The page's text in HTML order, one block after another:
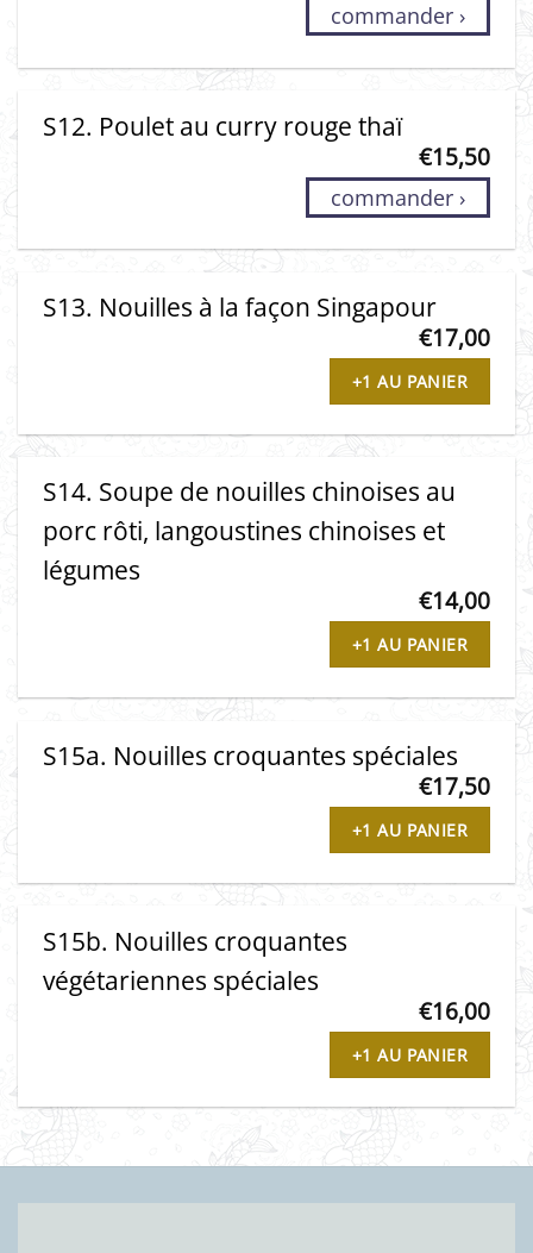
commander ›
S12. Poulet au curry rouge thaï
€15,50
commander ›
S13. Nouilles à la façon Singapour
€17,00
+1 AU PANIER
S14. Soupe de nouilles chinoises au
porc rôti, langoustines chinoises et
légumes
€14,00
+1 AU PANIER
S15a. Nouilles croquantes spéciales
€17,50
+1 AU PANIER
S15b. Nouilles croquantes
végétariennes spéciales
€16,00
+1 AU PANIER